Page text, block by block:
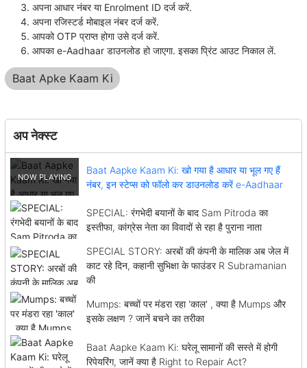
अपना आधार नंबर या Enrolment ID दर्ज करें.
अपना रजिस्टर्ड मोबाइल नंबर दर्ज करें.
आपको OTP प्राप्त होगा उसे दर्ज करें.
आपका e-Aadhaar डाउनलोड हो जाएगा. इसका प्रिंट आउट निकाल लें.
Baat Apke Kaam Ki
अप नेक्स्ट
Baat Aapke Kaam Ki: खो गया है आधार या भूल गए हैं
नंबर, इन स्टेप्स को फॉलो कर डाउनलोड करें e-Aadhaar
SPECIAL: रंगभेदी बयानों के बाद Sam Pitroda का
इस्तीफा, कांग्रेस नेता का विवादों से रहा है पुराना नाता
SPECIAL STORY: अरबों की कंपनी के मालिक अब जेल में
काट रहे दिन, कहानी सुभिक्षा के फाउंडर R Subramanian
की
Mumps: बच्चों पर मंडरा रहा 'काल' , क्या है Mumps और
इसके लक्षण ? जानें बचने का तरीका
Baat Aapke Kaam Ki: घरेलू सामानों की सस्ते में होगी
रिपेयरिंग, जानें क्या है Right to Repair Act?